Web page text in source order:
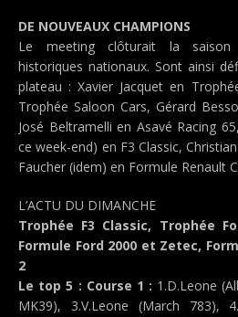
DE NOUVEAUX CHAMPIONS
Le meeting clôturait la saison
historiques nationaux. Sont ainsi
plateau : Xavier Jacquet en
Trophée Saloon Cars, Gérard
José Beltramelli en Asavé Racing
ce week-end) en F3 Classic,
Faucher (idem) en Formule Renault
L’ACTU DU DIMANCHE
Trophée F3 Classic, Trophée
Formule Ford 2000 et Zetec,
2
Le top 5 : Course 1 : 1.D.Leone
MK39), 3.V.Leone (March 783),